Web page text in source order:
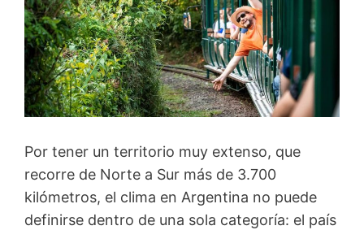
Por tener un territorio muy extenso, que
recorre de Norte a Sur más de 3.700
kilómetros, el clima en Argentina no puede
definirse dentro de una sola categoría: el país